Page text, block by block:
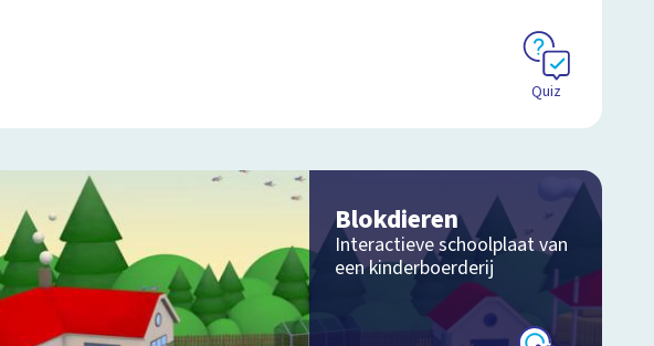
Quiz
Blokdieren
Interactieve schoolplaat van
een kinderboerderij